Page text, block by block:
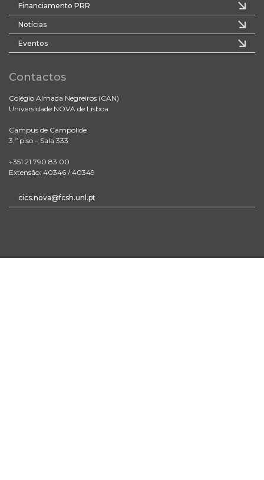
Financiamento PRR
Notícias
Eventos
Contactos
Colégio Almada Negreiros (CAN)
Universidade NOVA de Lisboa
Campus de Campolide
3.º piso – Sala 333
+351 21 790 83 00
Extensão: 40346 / 40349
cics.nova@fcsh.unl.pt